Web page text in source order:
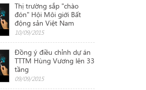
Thị trường sắp "chào
đón" Hội Môi giới Bất
động sản Việt Nam
10/09/2015
Đồng ý điều chỉnh dự án
TTTM Hùng Vương lên 33
tầng
09/09/2015